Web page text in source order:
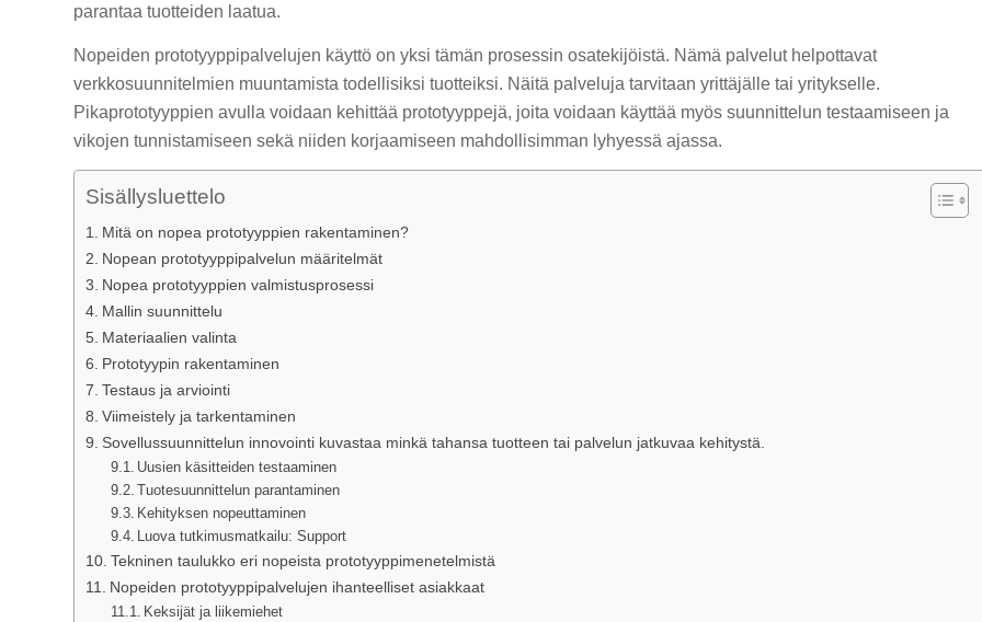
parantaa tuotteiden laatua.
Nopeiden prototyyppipalvelujen käyttö on yksi tämän prosessin osatekijöistä. Nämä palvelut helpottavat
verkkosuunnitelmien muuntamista todellisiksi tuotteiksi. Näitä palveluja tarvitaan yrittäjälle tai yritykselle.
Pikaprototyyppien avulla voidaan kehittää prototyyppejä, joita voidaan käyttää myös suunnittelun testaamiseen ja
vikojen tunnistamiseen sekä niiden korjaamiseen mahdollisimman lyhyessä ajassa.
Sisällysluettelo
Mitä on nopea prototyyppien rakentaminen?
Nopean prototyyppipalvelun määritelmät
Nopea prototyyppien valmistusprosessi
Mallin suunnittelu
Materiaalien valinta
Prototyypin rakentaminen
Testaus ja arviointi
Viimeistely ja tarkentaminen
Sovellussuunnittelun innovointi kuvastaa minkä tahansa tuotteen tai palvelun jatkuvaa kehitystä.
Uusien käsitteiden testaaminen
Tuotesuunnittelun parantaminen
Kehityksen nopeuttaminen
Luova tutkimusmatkailu: Support
Tekninen taulukko eri nopeista prototyyppimenetelmistä
Nopeiden prototyyppipalvelujen ihanteelliset asiakkaat
Keksijät ja liikemiehet